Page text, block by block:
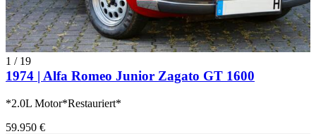
1 / 19
1974 | Alfa Romeo Junior Zagato GT 1600
*2.0L Motor*Restauriert*
59.950 €